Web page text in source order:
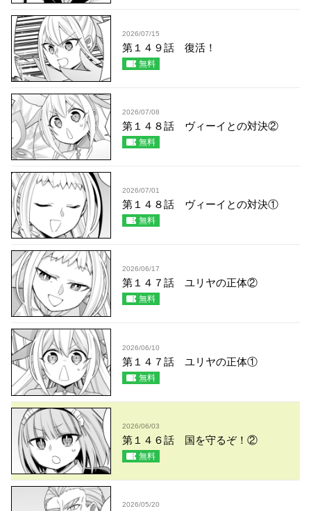
2026/07/15
第１４９話 復活！
無料
2026/07/08
第１４８話 ヴィーイとの対決②
無料
2026/07/01
第１４８話 ヴィーイとの対決①
無料
2026/06/17
第１４７話 ユリヤの正体②
無料
2026/06/10
第１４７話 ユリヤの正体①
無料
2026/06/03
第１４６話 国を守るぞ！②
無料
2026/05/20